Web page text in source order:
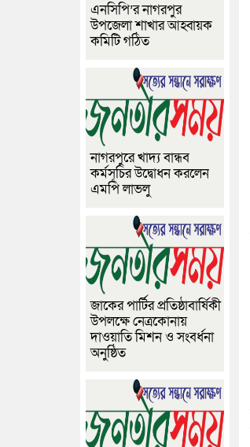
এনসিপি’র নাগরপুর
উপজেলা শাখার আহ্বায়ক
কমিটি গঠিত
নাগরপুরে খাদ্য বান্ধব
কর্মসূচির উদ্বোধন করলেন
এমপি লাভলু
জাকের পার্টির প্রতিষ্ঠাবার্ষিকী
উপলক্ষে নেত্রকোনায়
দাওয়াতি মিশন ও সংবর্ধনা
অনুষ্ঠিত